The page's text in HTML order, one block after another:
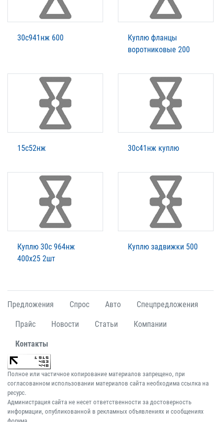
30с941нж 600
Куплю фланцы
воротниковые 200
15с52нж 30с41нж куплю
Куплю 30с 964нж
400х25 2шт
Куплю задвижки 500
Предложения Спрос Авто Спецпредложения
Прайс Новости Статьи Компании
Контакты
Полное или частичное копирование материалов запрещено, при
согласованном использовании материалов сайта необходима ссылка на
ресурс.
Администрация сайта не несет ответственности за достоверность
информации, опубликованной в рекламных объявлениях и сообщениях